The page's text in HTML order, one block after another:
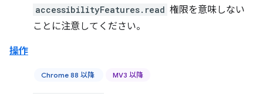
accessibilityFeatures.read 権限を意味しない
ことに注意してください。
操作
Chrome 88 以降 MV3 以降